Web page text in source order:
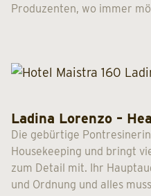
Produzenten, wo immer
Ladina Lorenzo –
Die gebürtige
Housekeeping und bringt
zum Detail mit. Ihr
und Ordnung und alles